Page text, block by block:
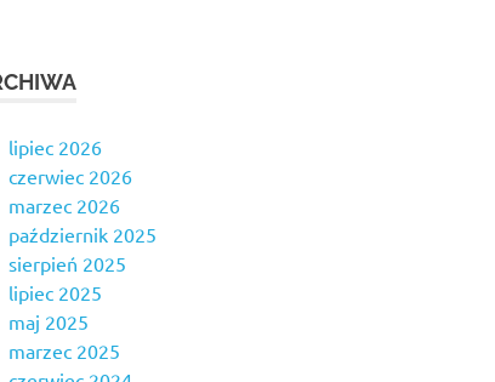
lipiec 2026
czerwiec 2026
marzec 2026
październik 2025
sierpień 2025
lipiec 2025
maj 2025
marzec 2025